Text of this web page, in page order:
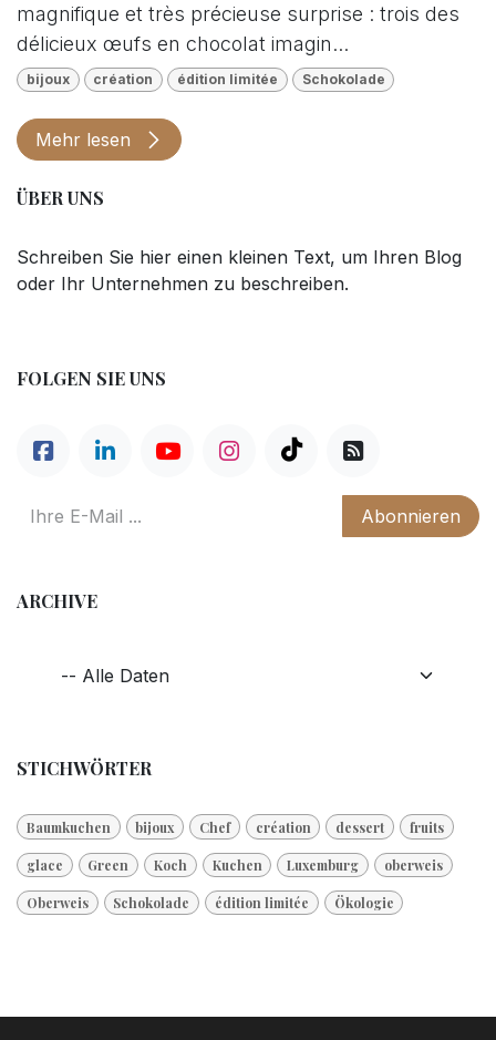
magnifique et très précieuse surprise : trois des
délicieux œufs en chocolat imagin...
bijoux création édition limitée Schokolade
Mehr lesen
ÜBER UNS
Schreiben Sie hier einen kleinen Text, um Ihren Blog
oder Ihr Unternehmen zu beschreiben.
FOLGEN SIE UNS
Abonnieren
ARCHIVE
STICHWÖRTER
Baumkuchen bijoux Chef création dessert fruits
glace Green Koch Kuchen Luxemburg oberweis
Oberweis Schokolade édition limitée Ökologie